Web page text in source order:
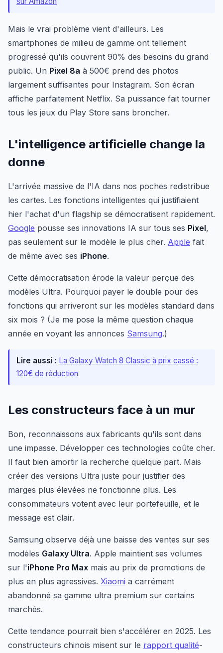
Mais le vrai problème vient d'ailleurs. Les
smartphones de milieu de gamme ont tellement
progressé qu'ils couvrent 90% des besoins du grand
public. Un Pixel 8a à 500€ prend des photos
largement suffisantes pour Instagram. Son écran
affiche parfaitement Netflix. Sa puissance fait tourner
tous les jeux du Play Store sans broncher.
L'intelligence artificielle change la
donne
L'arrivée massive de l'IA dans nos poches redistribue
les cartes. Les fonctions intelligentes qui justifiaient
hier l'achat d'un flagship se démocratisent rapidement.
Google pousse ses innovations IA sur tous ses Pixel,
pas seulement sur le modèle le plus cher. Apple fait
de même avec ses iPhone.
Cette démocratisation érode la valeur perçue des
modèles Ultra. Pourquoi payer le double pour des
fonctions qui arriveront sur les modèles standard dans
six mois ? (Je me pose la même question chaque
année en voyant les annonces Samsung.)
Lire aussi : La Galaxy Watch 8 Classic à prix cassé :
120€ de réduction
Les constructeurs face à un mur
Bon, reconnaissons aux fabricants qu'ils sont dans
une impasse. Développer ces technologies coûte cher.
Il faut bien amortir la recherche quelque part. Mais
créer des versions Ultra juste pour justifier des
marges plus élevées ne fonctionne plus. Les
consommateurs votent avec leur portefeuille, et le
message est clair.
Samsung observe déjà une baisse des ventes sur ses
modèles Galaxy Ultra. Apple maintient ses volumes
sur l'iPhone Pro Max mais au prix de promotions de
plus en plus agressives. Xiaomi a carrément
abandonné sa gamme ultra premium sur certains
marchés.
Cette tendance pourrait bien s'accélérer en 2025. Les
constructeurs chinois misent sur le rapport qualité-